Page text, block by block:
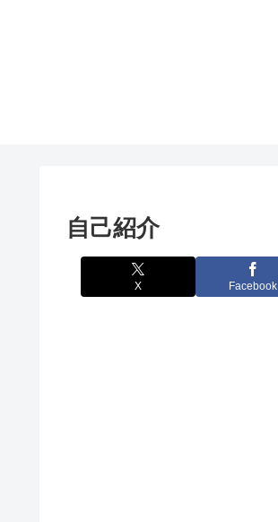
自己紹介
X Facebook